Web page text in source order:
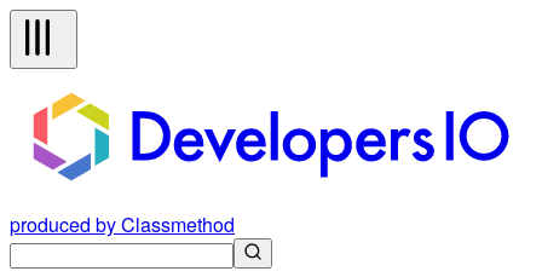
produced by Classmethod